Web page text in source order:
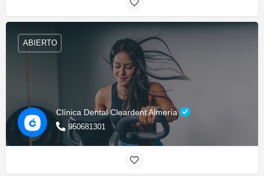
Clínica Dental Cleardent Almería
950681301
ABIERTO